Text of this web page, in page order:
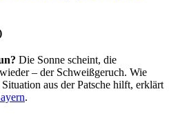
Die Sonne scheint, die
– der Schweißgeruch. Wie
aus der Patsche hilft, erklärt
.